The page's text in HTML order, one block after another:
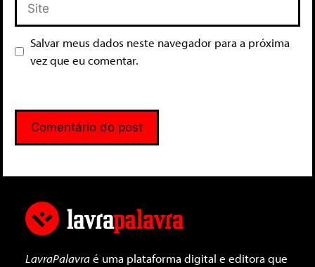
Salvar meus dados neste navegador para a próxima
vez que eu comentar.
LavraPalavraé uma plataforma digital e editora que